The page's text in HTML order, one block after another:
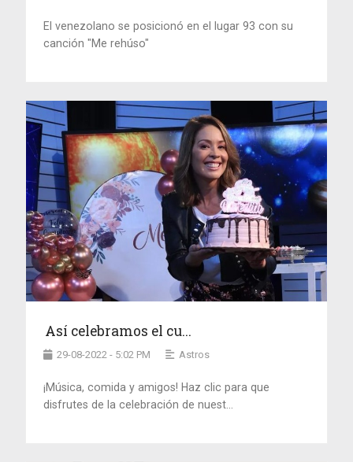
El venezolano se posicionó en el lugar 93 con su
canción "Me rehúso"
Así celebramos el cu...
29-08-2022 - 5:02 PM Astros
¡Música, comida y amigos! Haz clic para que
disfrutes de la celebración de nuest...